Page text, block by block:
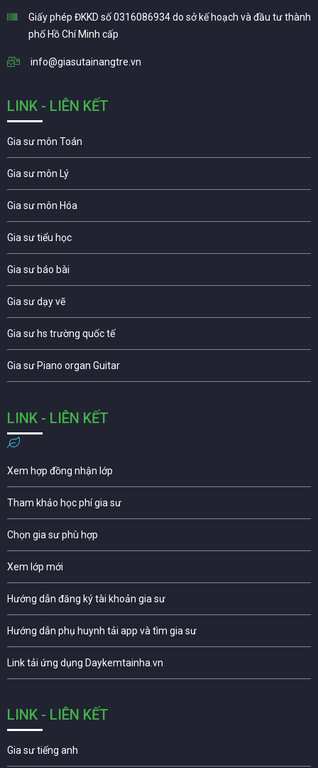
Giấy phép ĐKKD số 0316086934 do sở kế hoạch và đầu tư thành
phố Hồ Chí Minh cấp
info@giasutainangtre.vn
LINK - LIÊN KẾT
Gia sư môn Toán
Gia sư môn Lý
Gia sư môn Hóa
Gia sư tiểu học
Gia sư báo bài
Gia sư dạy vẽ
Gia sư hs trường quốc tế
Gia sư Piano organ Guitar
LINK - LIÊN KẾT
Xem hợp đồng nhận lớp
Tham khảo học phí gia sư
Chọn gia sư phù hợp
Xem lớp mới
Hướng dẫn đăng ký tài khoản gia sư
Hướng dẫn phụ huynh tải app và tìm gia sư
Link tải ứng dụng Daykemtainha.vn
LINK - LIÊN KẾT
Gia sư tiếng anh